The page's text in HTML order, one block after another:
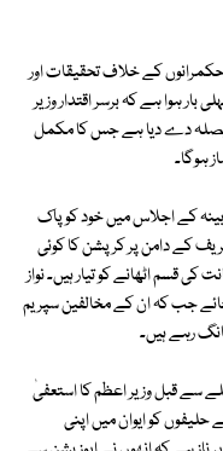
کے خلاف تحقیقات اور
ہوا ہے کہ برسر اقتدار وزیر
دے دیا ہے جس کا مکمل
ہوگا۔
کے اجلاس میں خود کو پاک
کے دامن پر کرپشن کا کوئی
قسم اٹھانے کو تیار ہیں۔ نواز
جب کہ ان کے مخالفین سپریم
رہے ہیں۔
سے قبل وزیر اعظم کا استعفیٰ
کو ایوان میں اپنی